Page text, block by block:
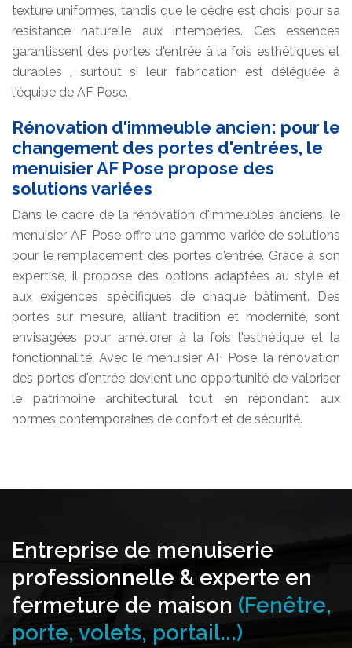
texture uniformes, tandis que le cèdre est choisi pour sa
résistance naturelle aux intempéries. Ces essences
garantissent des portes d'entrée à la fois esthétiques et
durables , surtout si leur fabrication est déléguée à
l'équipe de AF Pose.
Rénovation d'immeuble ancien: pour le
changement des portes d'entrées, le
menuisier AF Pose propose des
solutions variées
Dans le cadre de la rénovation d'immeubles anciens, le
menuisier AF Pose offre une gamme variée de solutions
pour le remplacement des portes d'entrée. Grâce à son
expertise, il propose des options adaptées au style et
aux exigences spécifiques de chaque bâtiment. Des
portes sur mesure, alliant tradition et modernité, sont
envisagées pour améliorer à la fois l'esthétique et la
fonctionnalité. Avec le menuisier AF Pose, la rénovation
des portes d'entrée devient une opportunité de valoriser
le patrimoine architectural tout en répondant aux
normes contemporaines de confort et de sécurité.
Entreprise de menuiserie
professionnelle & experte en
fermeture de maison (Fenêtre,
porte, volets, portail...)